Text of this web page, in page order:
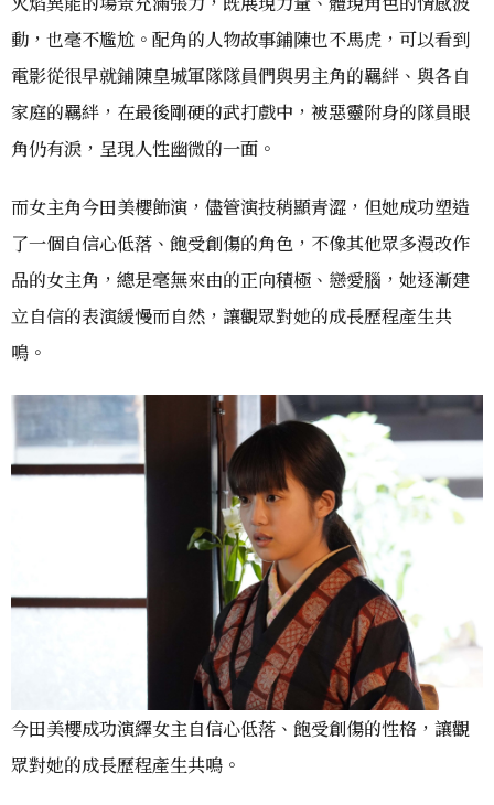
動，也毫不尷尬。配角的人物故事鋪陳也不馬虎，可以看到
電影從很早就鋪陳皇城軍隊隊員們與男主角的羈絆、與各自
家庭的羈絆，在最後剛硬的武打戲中，被惡靈附身的隊員眼
角仍有淚，呈現人性幽微的一面。
而女主角今田美櫻飾演，儘管演技稍顯青澀，但她成功塑造
了一個自信心低落、飽受創傷的角色，不像其他眾多漫改作
品的女主角，總是毫無來由的正向積極、戀愛腦，她逐漸建
立自信的表演緩慢而自然，讓觀眾對她的成長歷程產生共
鳴。
今田美櫻成功演繹女主自信心低落、飽受創傷的性格，讓觀
眾對她的成長歷程產生共鳴。